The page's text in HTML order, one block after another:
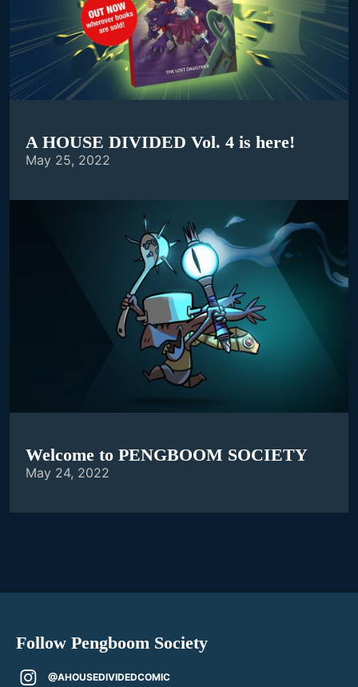
A HOUSE DIVIDED Vol. 4 is here!
May 25, 2022
Welcome to PENGBOOM SOCIETY
May 24, 2022
Follow Pengboom Society
@AHOUSEDIVIDEDCOMIC